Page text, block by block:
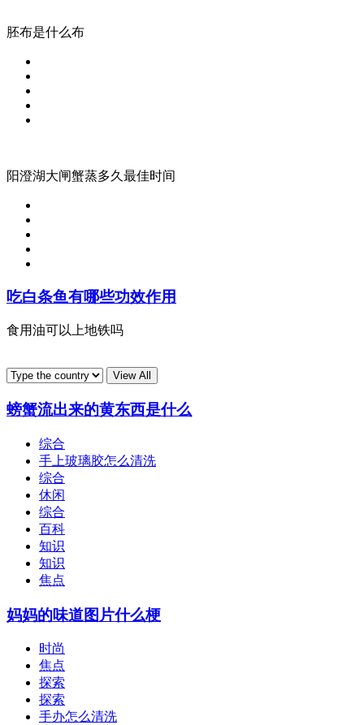
胚布是什么布
阳澄湖大闸蟹蒸多久最佳时间
吃白条鱼有哪些功效作用
食用油可以上地铁吗
螃蟹流出来的黄东西是什么
综合
手上玻璃胶怎么清洗
综合
休闲
综合
百科
知识
知识
焦点
妈妈的味道图片什么梗
时尚
焦点
探索
探索
手办怎么清洗